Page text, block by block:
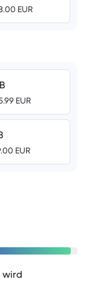
EUR
EUR
EUR
wird